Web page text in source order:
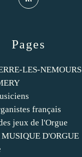
Pages
LES-NEMOURS
français
jeux de l'Orgue
D'ORGUE